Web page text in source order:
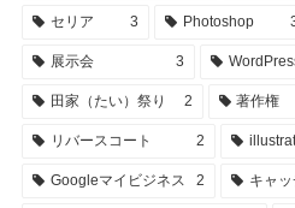
セリア 3 Photoshop
展示会 3
田家（たい）祭り 2 著作権
リバースコート 2
Googleマイビジネス 2 キャ